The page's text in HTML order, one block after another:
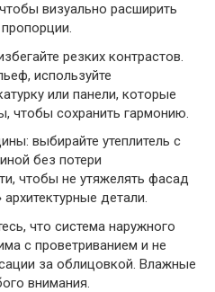
визуально расширить
резких контрастов.
используйте
или панели, которые
чтобы сохранить гармонию.
выбирайте утеплитель с
без потери
чтобы не утяжелять фасад
детали.
что система наружного
с проветриванием и не
за облицовкой. Влажные
внимания.